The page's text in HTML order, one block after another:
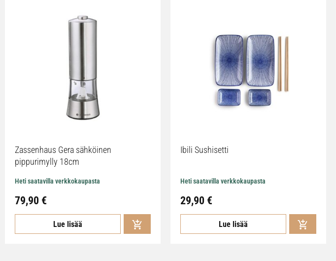
Zassenhaus Gera sähköinen
pippurimylly 18cm
Heti saatavilla verkkokaupasta
79,90 €
Lue lisää
Ibili Sushisetti
Heti saatavilla verkkokaupasta
29,90 €
Lue lisää